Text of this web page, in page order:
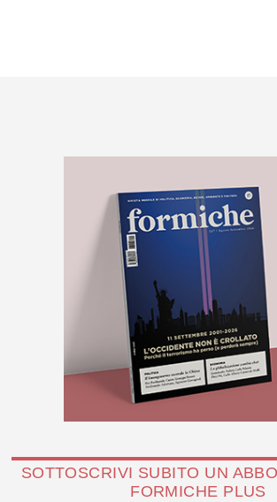
SOTTOSCRIVI SUBITO UN
FORMICHE PLUS